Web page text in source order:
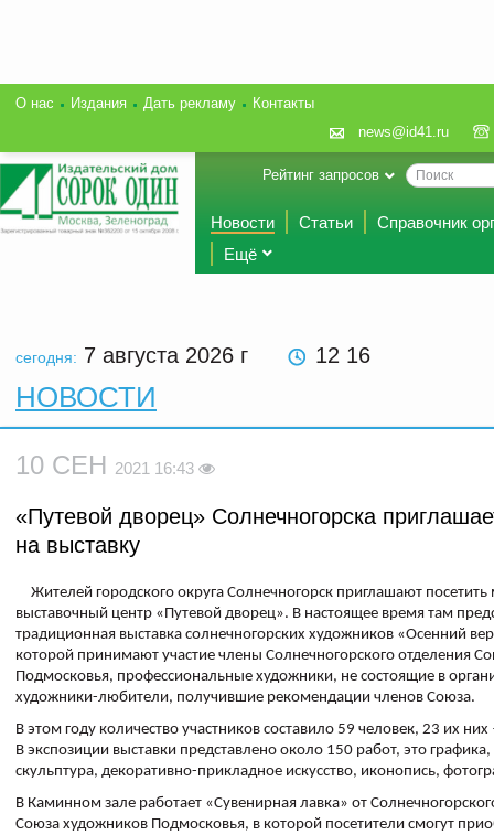
О нас Издания Дать рекламу
Контакты
news@id41.ru
Рейтинг запросов
Новости Статьи
Справочник
Ещё
сегодня: 7 августа 2026 г 12 16
НОВОСТИ
10 СЕН 2021 16:43
«Путевой дворец» Солнечногорска
на выставку
Жителей городского округа Солнечногорск приглашают посетить
выставочный центр «Путевой дворец». В настоящее время там
традиционная выставка солнечногорских художников «Осенний
которой принимают участие члены Солнечногорского отделения
Подмосковья, профессиональные художники, не состоящие в
художники-любители, получившие рекомендации членов Союза.
В этом году количество участников составило 59 человек, 23 их
В экспозиции выставки представлено около 150 работ, это
скульптура, декоративно-прикладное искусство, иконопись,
В Каминном зале работает «Сувенирная лавка» от
Союза художников Подмосковья, в которой посетители смогут